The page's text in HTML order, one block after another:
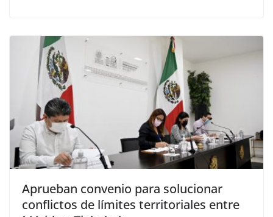
Aprueban convenio para solucionar
conflictos de límites territoriales entre